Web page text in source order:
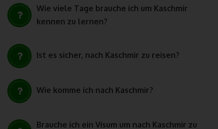
Wie viele Tage brauche ich um Kaschmir
kennen zu lernen?
Ist es sicher, nach Kaschmir zu reisen?
Wie komme ich nach Kaschmir?
Brauche ich ein Visum um nach Kaschmir zu
Die Internetseiten verwenden Cookies. Cookies sind
Textdateien, welche über einen Internetbrowser auf einem
Zahlreiche Internetseiten und Server verwenden Cookies. Viele
Cookies enthalten eine sogenannte Cookie-ID. Eine Cookie-ID
Zeichenfolge, durch welche Internetseiten und Server dem
konkreten Internetbrowser zugeordnet werden können, in dem